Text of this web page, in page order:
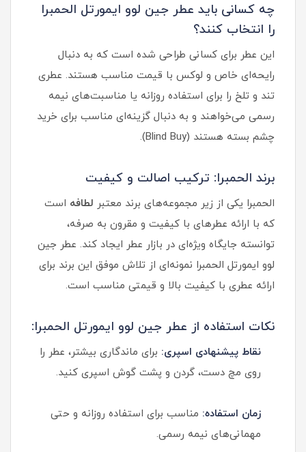
چه کسانی باید عطر جین لوو ایمورتل الحمبرا
را انتخاب کنند؟
این عطر برای کسانی طراحی شده است که به دنبال
رایحه‌ای خاص و لوکس با قیمت مناسب هستند. عطری
تند و تلخ را برای استفاده روزانه یا مناسبت‌های نیمه
رسمی می‌خواهند و به دنبال گزینه‌ای مناسب برای خرید
چشم بسته هستند (Blind Buy).
برند الحمبرا: ترکیب اصالت و کیفیت
الحمبرا یکی از زیر مجموعه‌های برند معتبر لطافه است
که با ارائه عطرهای با کیفیت و مقرون به صرفه،
توانسته جایگاه ویژه‌ای در بازار عطر ایجاد کند. عطر جین
لوو ایمورتل الحمبرا نمونه‌ای از تلاش موفق این برند برای
ارائه عطری با کیفیت بالا و قیمتی مناسب است.
نکات استفاده از عطر جین لوو ایمورتل الحمبرا:
نقاط پیشنهادی اسپری: برای ماندگاری بیشتر، عطر را
روی مچ دست، گردن و پشت گوش اسپری کنید.
زمان استفاده: مناسب برای استفاده روزانه و حتی
مهمانی‌های نیمه رسمی.